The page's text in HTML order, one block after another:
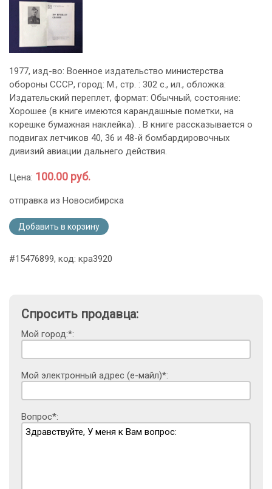
1977, изд-во: Военное издательство министерства
обороны СССР, город: M., стр. : 302 с., ил., обложка:
Издательский переплет, формат: Обычный, состояние:
Хорошее (в книге имеются карандашные пометки, на
корешке бумажная наклейка). . В книге рассказывается о
подвигах летчиков 40, 36 и 48-й бомбардировочных
дивизий авиации дальнего действия.
Цена: 100.00 руб.
отправка из Новосибирска
Добавить в корзину
#15476899, код: кра3920
Спросить продавца:
Мой город:*:
Мой электронный адрес (е-майл)*:
Вопрос*: